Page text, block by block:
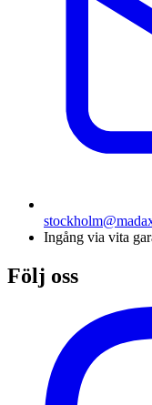
Ingång via vita
Följ oss